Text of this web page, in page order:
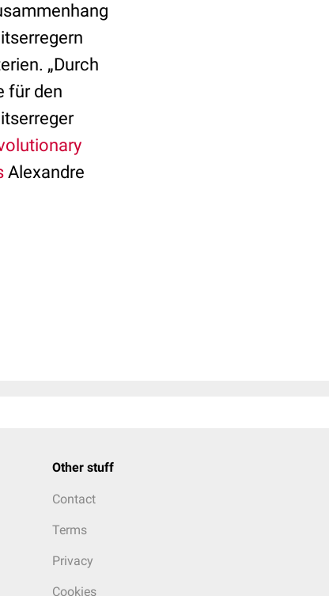
„Durch
für den
Alexandre
Other stuff
Contact
Terms
Privacy
Cookies